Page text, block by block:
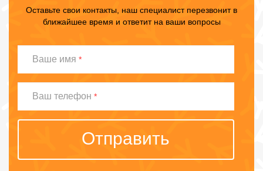
Оставьте свои контакты, наш специалист перезвонит в
ближайшее время и ответит на ваши вопросы
Ваше имя *
телефон
Ваш телефон *
Отправить